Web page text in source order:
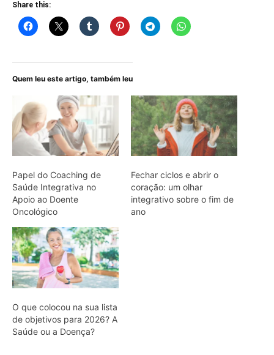
Share this:
Quem leu este artigo, também leu
Papel do Coaching de
Saúde Integrativa no
Apoio ao Doente
Oncológico
Fechar ciclos e abrir o
coração: um olhar
integrativo sobre o fim de
ano
O que colocou na sua lista
de objetivos para 2026? A
Saúde ou a Doença?